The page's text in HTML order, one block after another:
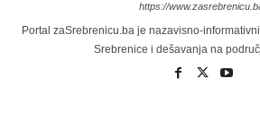
https://
Portal zaSrebrenicu.ba je nazavisno-
Srebrenice i dešavanja na